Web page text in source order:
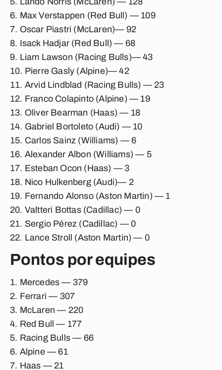
Max Verstappen (Red Bull) — 109
Oscar Piastri (McLaren)— 92
Isack Hadjar (Red Bull)— 68
Liam Lawson (Racing Bulls)— 43
Pierre Gasly (Alpine)— 42
Arvid Lindblad (Racing Bulls) — 23
Franco Colapinto (Alpine)— 19
Oliver Bearman (Haas) — 18
Gabriel Bortoleto (Audi) — 10
Carlos Sainz (Williams) — 6
Alexander Albon (Williams)— 5
Esteban Ocon (Haas) — 3
Nico Hulkenberg (Audi)— 2
Fernando Alonso (Aston Martin)— 1
Valtteri Bottas (Cadillac)— 0
Sergio Pérez (Cadillac) — 0
Lance Stroll (Aston Martin)— 0
Pontos por equipes
Mercedes — 379
Ferrari — 307
McLaren — 220
Red Bull — 177
Racing Bulls — 66
Alpine — 61
Haas — 21